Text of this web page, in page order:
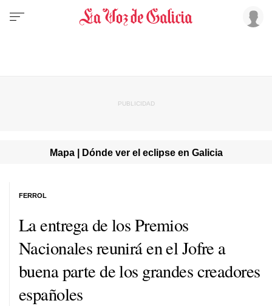
Mapa | Dónde ver el eclipse en Galicia
La entrega de los Premios
Nacionales reunirá en el Jofre a
buena parte de los grandes creadores
españoles
FERROL